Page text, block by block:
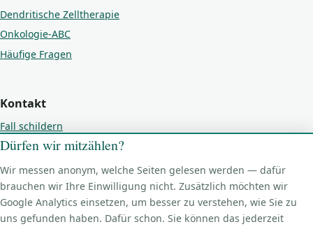
Dendritische Zelltherapie
Onkologie-ABC
Häufige Fragen
Kontakt
Fall schildern
Kontakt
Impressum
Datenschutz
Cookie-Einstellungen
Dürfen wir mitzählen?
Wir messen anonym, welche Seiten gelesen werden — dafür
brauchen wir Ihre Einwilligung nicht. Zusätzlich möchten wir
Google Analytics einsetzen, um besser zu verstehen, wie Sie zu
uns gefunden haben. Dafür schon. Sie können das jederzeit